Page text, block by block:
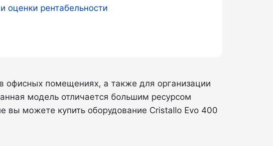
рентабельности
офисных помещениях, а также для организации
модель отличается большим ресурсом
вы можете купить оборудование Cristallo Evo 400